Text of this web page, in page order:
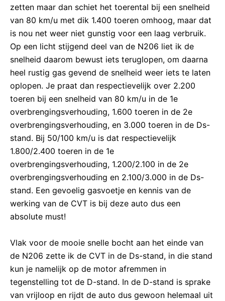
zetten maar dan schiet het toerental bij een snelheid
van 80 km/u met dik 1.400 toeren omhoog, maar dat
is nou net weer niet gunstig voor een laag verbruik.
Op een licht stijgend deel van de N206 liet ik de
snelheid daarom bewust iets teruglopen, om daarna
heel rustig gas gevend de snelheid weer iets te laten
oplopen. Je praat dan respectievelijk over 2.200
toeren bij een snelheid van 80 km/u in de 1e
overbrengingsverhouding, 1.600 toeren in de 2e
overbrengingsverhouding, en 3.000 toeren in de Ds-
stand. Bij 50/100 km/u is dat respectievelijk
1.800/2.400 toeren in de 1e
overbrengingsverhouding, 1.200/2.100 in de 2e
overbrengingsverhouding en 2.100/3.000 in de Ds-
stand. Een gevoelig gasvoetje en kennis van de
werking van de CVT is bij deze auto dus een
absolute must!
Vlak voor de mooie snelle bocht aan het einde van
de N206 zette ik de CVT in de Ds-stand, in die stand
kun je namelijk op de motor afremmen in
tegenstelling tot de D-stand. In de D-stand is sprake
van vrijloop en rijdt de auto dus gewoon helemaal uit